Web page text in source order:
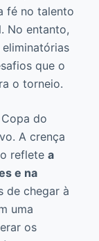
fé no talento
No entanto,
que o
o torneio.
do
A crença
reflete a
e na
de chegar à
uma
os